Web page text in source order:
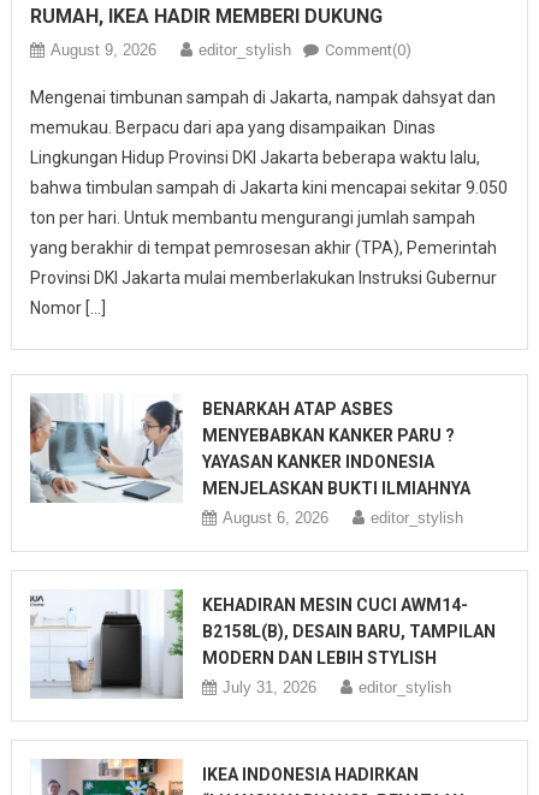
RUMAH, IKEA HADIR MEMBERI DUKUNG
August 9, 2026 editor_stylish Comment(0)
Mengenai timbunan sampah di Jakarta, nampak dahsyat dan
memukau. Berpacu dari apa yang disampaikan Dinas
Lingkungan Hidup Provinsi DKI Jakarta beberapa waktu lalu,
bahwa timbulan sampah di Jakarta kini mencapai sekitar 9.050
ton per hari. Untuk membantu mengurangi jumlah sampah
yang berakhir di tempat pemrosesan akhir (TPA), Pemerintah
Provinsi DKI Jakarta mulai memberlakukan Instruksi Gubernur
Nomor […]
BENARKAH ATAP ASBES
MENYEBABKAN KANKER PARU ?
YAYASAN KANKER INDONESIA
MENJELASKAN BUKTI ILMIAHNYA
August 6, 2026 editor_stylish
KEHADIRAN MESIN CUCI AWM14-
B2158L(B), DESAIN BARU, TAMPILAN
MODERN DAN LEBIH STYLISH
July 31, 2026 editor_stylish
IKEA INDONESIA HADIRKAN